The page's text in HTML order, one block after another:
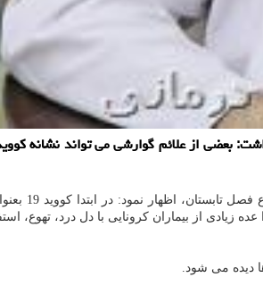
از بیماران کرونایی با دل درد، تهوع،